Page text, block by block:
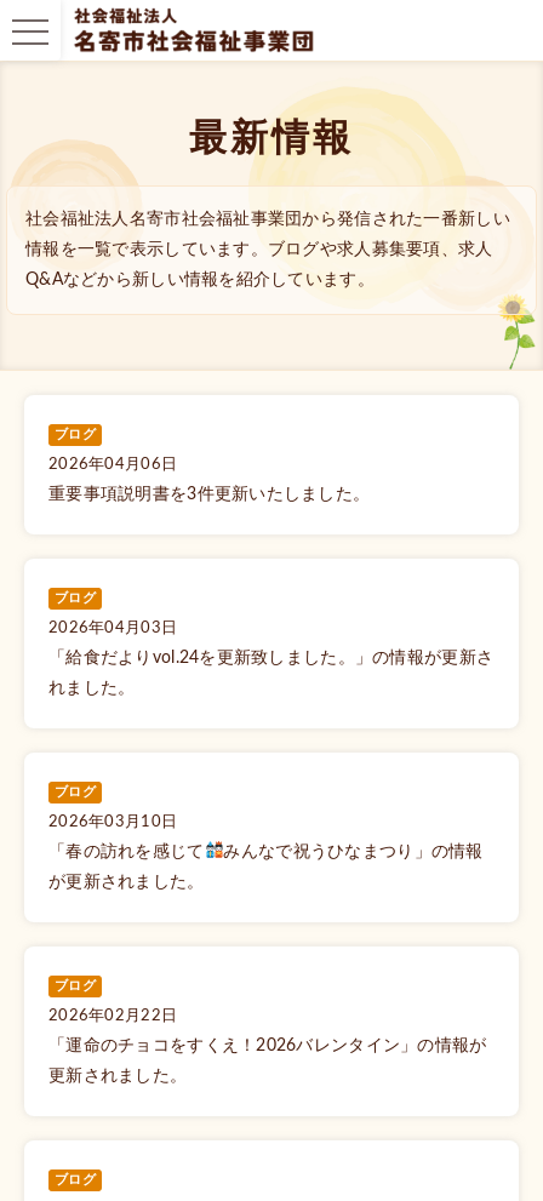
最新情報
社会福祉法人名寄市社会福祉事業団から発信された一番新しい
情報を一覧で表示しています。ブログや求人募集要項、求人
Q&Aなどから新しい情報を紹介しています。
ブログ
2026年04月06日
重要事項説明書を3件更新いたしました。
ブログ
2026年04月03日
「給食だよりvol.24を更新致しました。」の情報が更新さ
れました。
ブログ
2026年03月10日
「春の訪れを感じて
みんなで祝うひなまつり」の情報
が更新されました。
ブログ
2026年02月22日
「運命のチョコをすくえ！2026バレンタイン」の情報が
更新されました。
ブログ